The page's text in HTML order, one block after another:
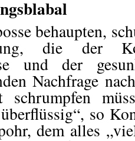
behaupten,
die der
und der
Nachfrage
schrumpfen
so
dem alles